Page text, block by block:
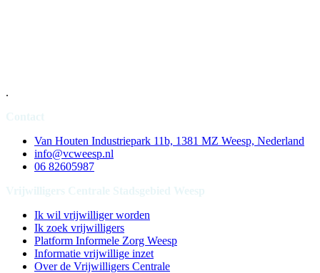
.
Van Houten Industriepark 11b, 1381 MZ Weesp, Nederland
info@vcweesp.nl
06 82605987
Ik wil vrijwilliger worden
Ik zoek vrijwilligers
Platform Informele Zorg Weesp
Informatie vrijwillige inzet
Over de Vrijwilligers Centrale